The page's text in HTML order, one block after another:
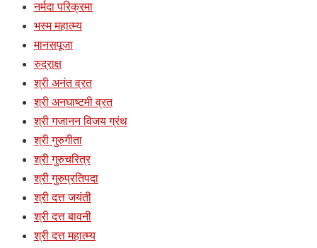
नर्मदा परिक्रमा
भस्म महात्म्य
मानसपूजा
रुद्राक्ष
श्री अनंत व्रत
श्री अनघाष्टमी व्रत
श्री गजानन विजय ग्रंथ
श्री गुरुगीता
श्री गुरुचरित्र
श्री गुरुप्रतिपदा
श्री दत्त जयंती
श्री दत्त बावनी
श्री दत्त महात्म्य